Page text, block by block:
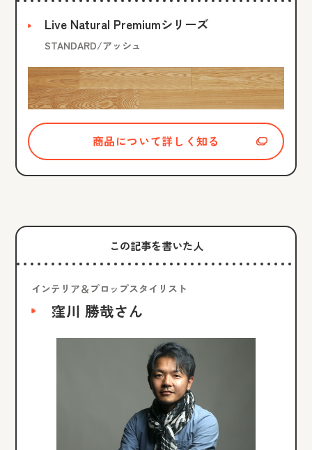
Live Natural Premiumシリーズ
STANDARD/アッシュ
商品について詳しく知る
この記事を書いた人
インテリア＆プロップスタイリスト
窪川 勝哉さん